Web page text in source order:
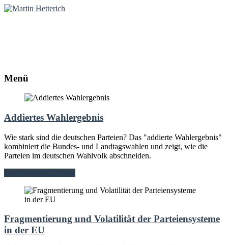
Menü
Addiertes Wahlergebnis
Wie stark sind die deutschen Parteien? Das "addierte Wahlergebnis"
kombiniert die Bundes- und Landtagswahlen und zeigt, wie die
Parteien im deutschen Wahlvolk abschneiden.
Fragmentierung und Volatilität der Parteiensysteme
in der EU